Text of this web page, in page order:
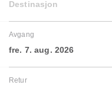
Destinasjon
Avgang
fre. 7. aug. 2026
Retur